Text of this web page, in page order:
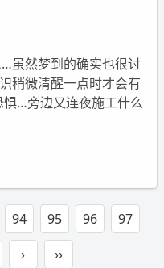
虽然梦到的确实也很讨
稍微清醒一点时才会有
…旁边又连夜施工什么
94 95 96
97
› ››